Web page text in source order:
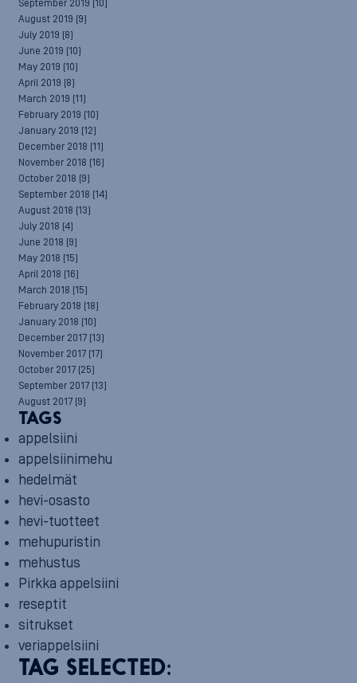
September 2019 (10)
August 2019 (9)
July 2019 (8)
June 2019 (10)
May 2019 (10)
April 2019 (8)
March 2019 (11)
February 2019 (10)
January 2019 (12)
December 2018 (11)
November 2018 (16)
October 2018 (9)
September 2018 (14)
August 2018 (13)
July 2018 (4)
June 2018 (9)
May 2018 (15)
April 2018 (16)
March 2018 (15)
February 2018 (18)
January 2018 (10)
December 2017 (13)
November 2017 (17)
October 2017 (25)
September 2017 (13)
August 2017 (9)
TAGS
appelsiini
appelsiinimehu
hedelmät
hevi-osasto
hevi-tuotteet
mehupuristin
mehustus
Pirkka appelsiini
reseptit
sitrukset
veriappelsiini
TAG SELECTED: